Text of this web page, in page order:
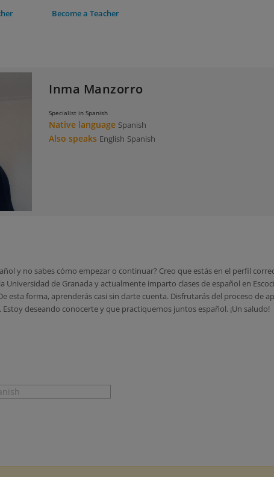
Become a Teacher
Inma Manzorro
Specialist in Spanish
Native language Spanish
Also speaks English Spanish
y no sabes cómo empezar o continuar? Creo que estás en el perfil
Universidad de Granada y actualmente imparto clases de español en
esta forma, aprenderás casi sin darte cuenta. Disfrutarás del proceso
deseando conocerte y que practiquemos juntos español. ¡Un saludo!